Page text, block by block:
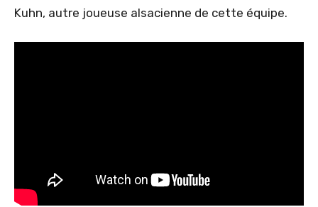
Kuhn, autre joueuse alsacienne de cette équipe.